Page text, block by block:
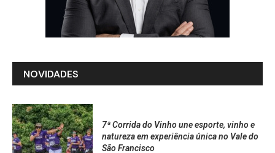
NOVIDADES
7ª Corrida do Vinho une esporte, vinho e
natureza em experiência única no Vale do
São Francisco